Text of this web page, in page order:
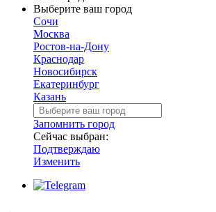
Выберите ваш город
Сочи
Москва
Ростов-на-Дону
Краснодар
Новосибирск
Екатеринбург
Казань
Запомнить город
Сейчас выбран:
Подтверждаю
Изменить